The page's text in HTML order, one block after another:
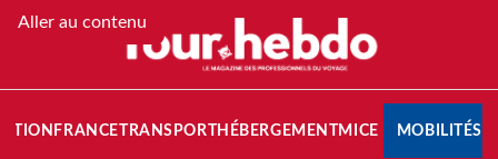
Aller au contenu
FRANCETRANSPORT HÉBERGEMENTMICE MOBILITÉS